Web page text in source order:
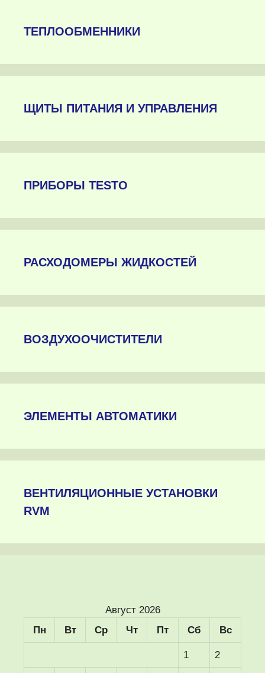
ТЕПЛООБМЕННИКИ
ЩИТЫ ПИТАНИЯ И УПРАВЛЕНИЯ
ПРИБОРЫ TESTO
РАСХОДОМЕРЫ ЖИДКОСТЕЙ
ВОЗДУХООЧИСТИТЕЛИ
ЭЛЕМЕНТЫ АВТОМАТИКИ
ВЕНТИЛЯЦИОННЫЕ УСТАНОВКИ
RVM
Август 2026
Пн
Вт Ср Чт Пт Сб Вс
1 2